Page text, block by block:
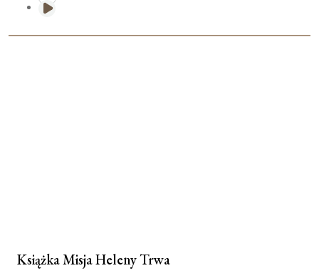
Koszyk
Książka Misja Heleny Trwa